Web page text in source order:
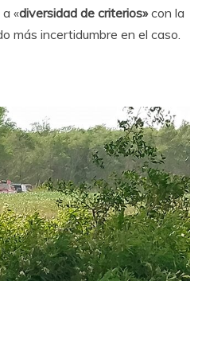
«diversidad de criterios»con la
más incertidumbre en el caso.